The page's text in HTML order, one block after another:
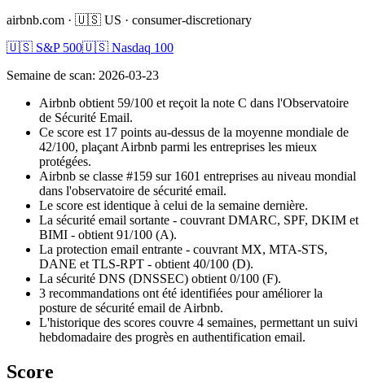
airbnb.com · 🇺🇸 US · consumer-discretionary
🇺🇸 S&P 500🇺🇸 Nasdaq 100
Semaine de scan: 2026-03-23
Airbnb obtient 59/100 et reçoit la note C dans l'Observatoire
de Sécurité Email.
Ce score est 17 points au-dessus de la moyenne mondiale de
42/100, plaçant Airbnb parmi les entreprises les mieux
protégées.
Airbnb se classe #159 sur 1601 entreprises au niveau mondial
dans l'observatoire de sécurité email.
Le score est identique à celui de la semaine dernière.
La sécurité email sortante - couvrant DMARC, SPF, DKIM et
BIMI - obtient 91/100 (A).
La protection email entrante - couvrant MX, MTA-STS,
DANE et TLS-RPT - obtient 40/100 (D).
La sécurité DNS (DNSSEC) obtient 0/100 (F).
3 recommandations ont été identifiées pour améliorer la
posture de sécurité email de Airbnb.
L'historique des scores couvre 4 semaines, permettant un suivi
hebdomadaire des progrès en authentification email.
Score